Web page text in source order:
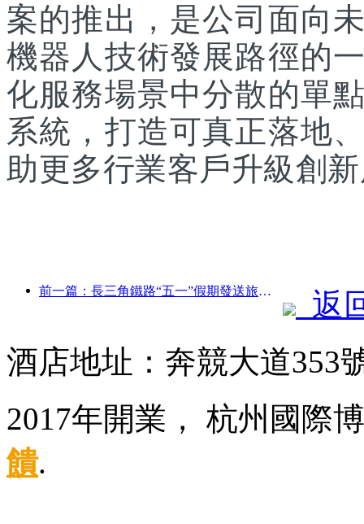
案的推出，是公司面向
機器人技術發展路徑的
化服務場景中分散的單
系統，打造可真正落地
助更多行業客戶升級創
前一篇：長三角鐵路“五一”假期發送旅客超2138萬人次
返
酒店地址：奔競大道353
2017年開業， 杭州國
饋.